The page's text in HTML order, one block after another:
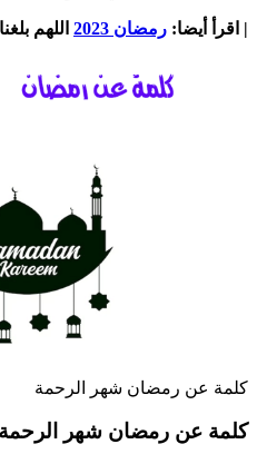
| اقرأ أيضا: رمضان 2023 اللهم
كلمة عن رمضان شهر الرحمة
كلمة عن رمضان شهر الرحمة